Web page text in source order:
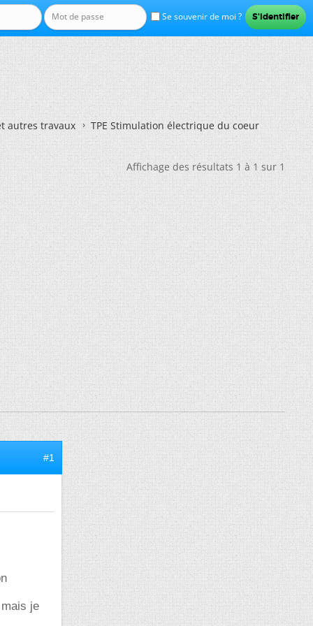
Se souvenir de moi ?
autres travaux TPE Stimulation électrique du coeur
Affichage des résultats 1 à 1 sur 1
#1
je